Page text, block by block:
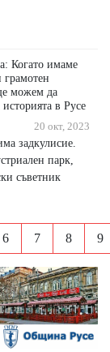
Когато имаме
грамотен
можем да
в Русе
20 окт, 2023
задкулисие.
парк,
съветник
6 7 8 9